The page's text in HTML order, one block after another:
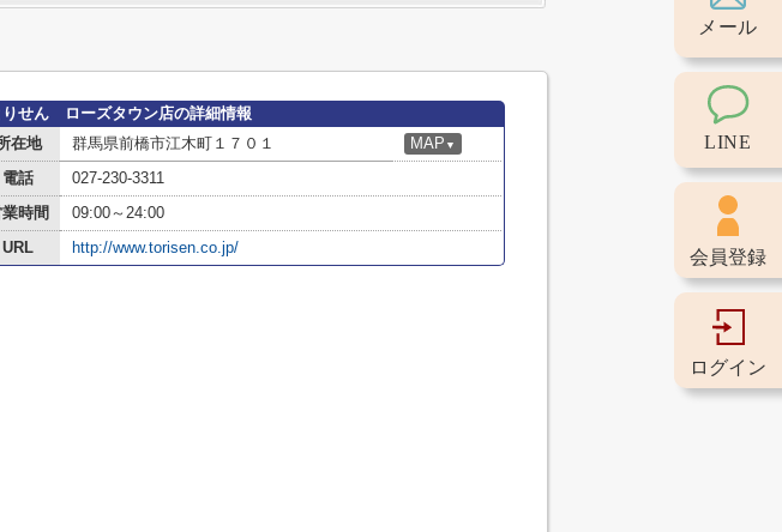
りせん ローズタウン店の詳細情報
在地
群馬県前橋市江木町１７０１ MAP ▼
電話
027-230-3311
時間
09:00～24:00
URL
http://www.torisen.co.jp/
メール
LINE
会員登録
ログイン